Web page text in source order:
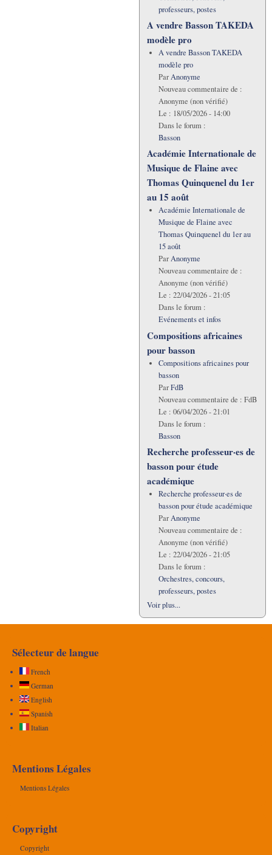
professeurs, postes
A vendre Basson TAKEDA
modèle pro
A vendre Basson TAKEDA
modèle pro
ParAnonyme
Nouveau commentaire de :
Anonyme (non vérifié)
Le : 18/05/2026 - 14:00
Dans le forum :
Basson
Académie Internationale de
Musique de Flaine avec
Thomas Quinquenel du 1er
au 15 août
Académie Internationale de
Musique de Flaine avec
Thomas Quinquenel du 1er au
15 août
ParAnonyme
Nouveau commentaire de :
Anonyme (non vérifié)
Le : 22/04/2026 - 21:05
Dans le forum :
Evénements et infos
Compositions africaines
pour basson
Compositions africaines pour
basson
ParFdB
Nouveau commentaire de : FdB
Le : 06/04/2026 - 21:01
Dans le forum :
Basson
Recherche professeur·es de
basson pour étude
académique
Recherche professeur·es de
basson pour étude académique
ParAnonyme
Nouveau commentaire de :
Anonyme (non vérifié)
Le : 22/04/2026 - 21:05
Dans le forum :
Orchestres, concours,
professeurs, postes
Voir plus...
Sélecteur de langue
French
German
English
Spanish
Italian
Mentions Légales
Mentions Légales
Copyright
Copyright